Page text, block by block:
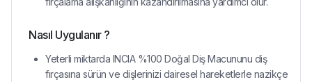
Nasıl Uygulanır ?
Yeterli miktarda INCIA %100 Doğal Diş Macununu diş
fırçasına sürün ve dişlerinizi dairesel hareketlerle nazikçe